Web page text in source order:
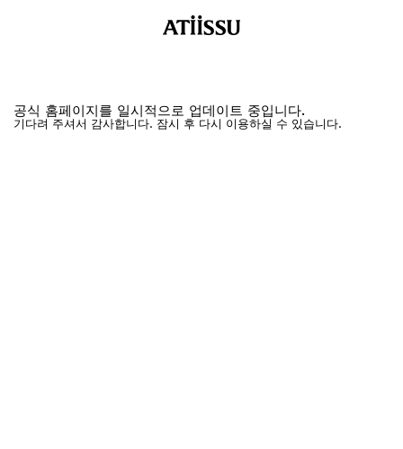
공식 홈페이지를 일시적으로 업데이트 중입니다.
기다려 주셔서 감사합니다. 잠시 후 다시 이용하실 수 있습니다.